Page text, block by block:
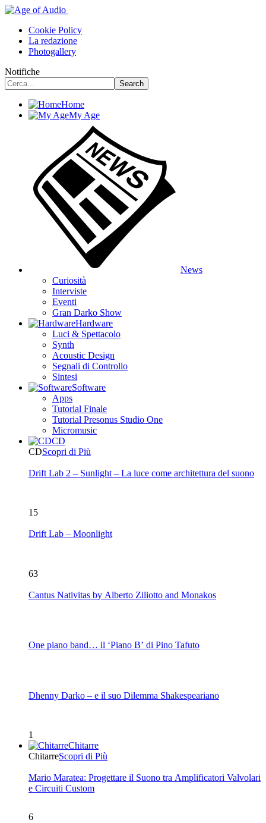
Cookie Policy
La redazione
Photogallery
Notifiche
Home
My Age
News
Curiosità
Interviste
Eventi
Gran Darko Show
Hardware
Luci & Spettacolo
Synth
Acoustic Design
Segnali di Controllo
Sintesi
Software
Apps
Tutorial Finale
Tutorial Presonus Studio One
Micromusic
CD
CDScopri di Più
Drift Lab 2 – Sunlight – La luce come architettura del suono
15
Drift Lab – Moonlight
63
Cantus Nativitas by Alberto Ziliotto and Monakos
One piano band… il ‘Piano B’ di Pino Tafuto
Dhenny Darko – e il suo Dilemma Shakespeariano
1
Chitarre
ChitarreScopri di Più
Mario Maratea: Progettare il Suono tra Amplificatori Valvolari
e Circuiti Custom
6